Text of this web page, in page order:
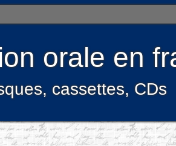
orale en
cassettes, CDs